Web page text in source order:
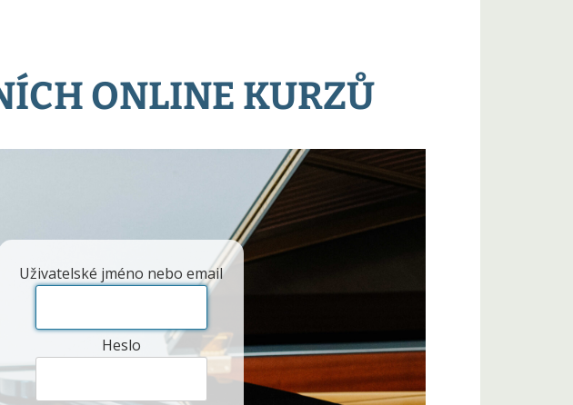
ONLINE KURZŮ
Uživatelské jméno nebo email
Heslo